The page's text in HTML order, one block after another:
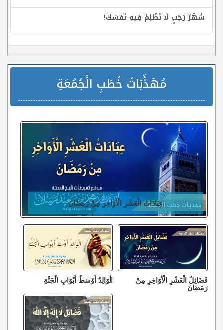
شَهْرُ رَجَبٍ لَا تَظْلِمْ فِيهِ نَفْسَكَ!
مُهَذَّبَاتُ خُطَبِ الْجُمُعَةِ
عِبَادَاتُ الْعَشْرِ الْأَوَاخِرِ مِنْ رَمَضَانَ
فَضَائِلُ الْعَشْرِ الْأَوَاخِرِ مِنْ
رَمَضَانَ
الْوَالِدُ أَوْسَطُ أَبْوَابِ الْجَنَّةِ